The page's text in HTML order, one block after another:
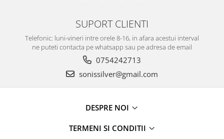
SUPORT CLIENTI
Telefonic: luni-vineri intre orele 8-16, in afara acestui interval
ne puteti contacta pe whatsapp sau pe adresa de email
0754242713
sonissilver@gmail.com
DESPRE NOI
TERMENI SI CONDITII